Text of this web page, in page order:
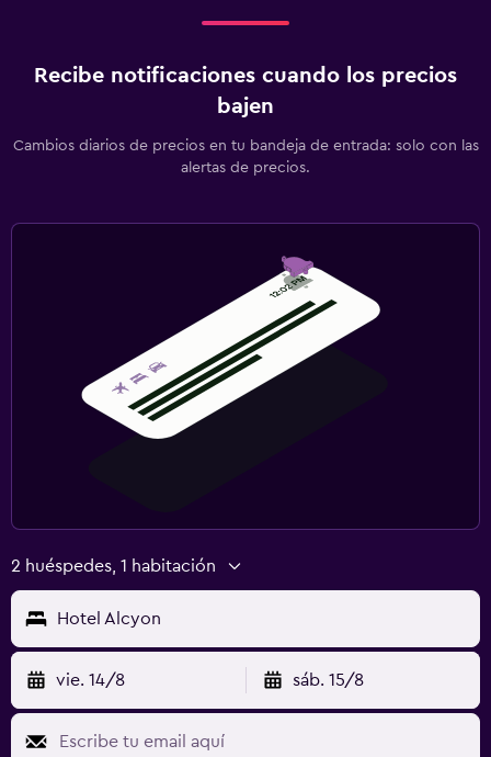
Recibe notificaciones cuando los precios
bajen
Cambios diarios de precios en tu bandeja de entrada: solo con las
alertas de precios.
2 huéspedes, 1 habitación
Hotel Alcyon
vie. 14/8 sáb. 15/8